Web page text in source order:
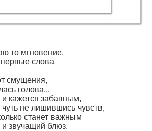
то мгновение,
первые слова
смущения,
голова...
кажется забавным,
не лишившись чувств,
станет важным
звучащий блюз.